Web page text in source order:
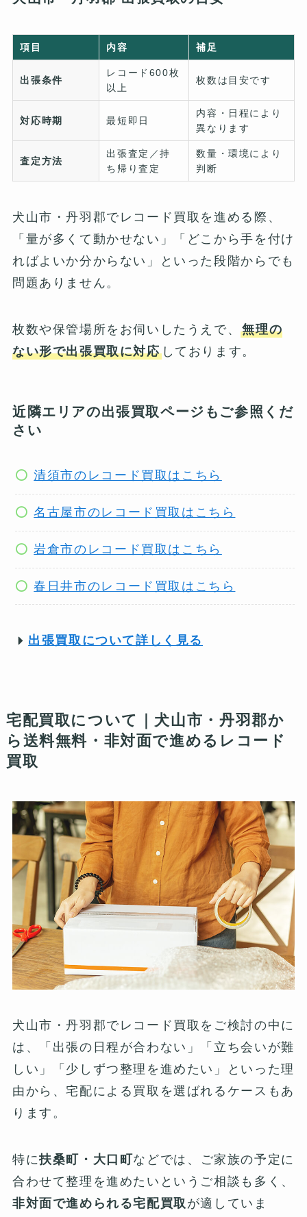
項目 内容 補足
出張条件
レコード600枚
以上
枚数は目安です
対応時期 最短即日
内容・日程により
異なります
査定方法
出張査定／持
ち帰り査定
数量・環境により
判断
犬山市・丹羽郡でレコード買取を進める際、
「量が多くて動かせない」「どこから手を付け
ればよいか分からない」といった段階からでも
問題ありません。
枚数や保管場所をお伺いしたうえで、無理の
ない形で出張買取に対応しております。
近隣エリアの出張買取ページもご参照くだ
さい
清須市のレコード買取はこちら
名古屋市のレコード買取はこちら
岩倉市のレコード買取はこちら
春日井市のレコード買取はこちら
出張買取について詳しく見る
宅配買取について｜犬山市・丹羽郡か
ら送料無料・非対面で進めるレコード
買取
犬山市・丹羽郡でレコード買取をご検討の中に
は、「出張の日程が合わない」「立ち会いが難
しい」「少しずつ整理を進めたい」といった理
由から、宅配による買取を選ばれるケースもあ
ります。
特に扶桑町・大口町などでは、ご家族の予定に
合わせて整理を進めたいというご相談も多く、
非対面で進められる宅配買取 が適していま